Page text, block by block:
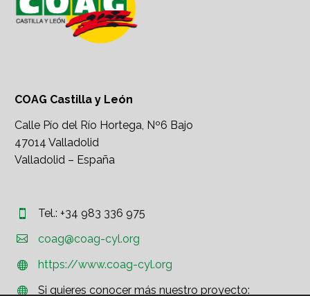
COAG Castilla y León
Calle Pío del Río Hortega, Nº6 Bajo
47014 Valladolid
Valladolid – España

 Tel.: +34 983 336 975

 coag@coag-cyl.org

 https://www.coag-cyl.org

 Si quieres conocer más nuestro proyecto: